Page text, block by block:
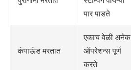
पार पाडते
कंपाऊंड मरतात
एकाच वेळी अनेक
ऑपरेशन्स पूर्ण
करते